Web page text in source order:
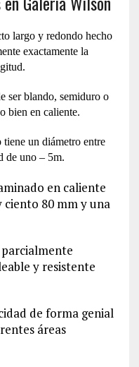
largo y redondo hecho
exactamente la
ser blando, semiduro o
bien en caliente.
un diámetro entre
de uno – 5m.
en caliente
80 mm y una
y resistente
de forma genial
áreas